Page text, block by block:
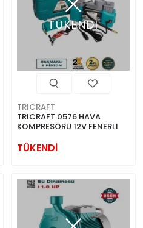
TÜKENDİ
TRICRAFT
TRICRAFT 0576 HAVA
KOMPRESÖRÜ 12V FENERLİ
TÜKENDİ